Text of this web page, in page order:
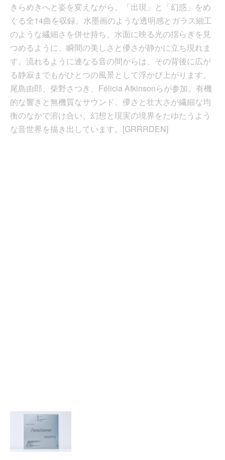
きらめきへと姿を変えながら、「出現」と「幻惑」をめ
ぐる全14曲を収録。水墨画のような透明感とガラス細工
のような繊細さを併せ持ち、水面に映る光の揺らぎを見
つめるように、瞬間の美しさと儚さが静かに立ち現れま
す。流れるように連なる音の間からは、その背後に広が
る静寂までもがひとつの風景として浮かび上がります。
尾島由郎、柴野さつき、Félicia Atkinsonらが参加。有機
的な響きと無機質なサウンド、儚さと壮大さが繊細な均
衡のなかで溶け合い、幻想と現実の境界をたゆたうよう
な音世界を描き出しています。[GRRRDEN]